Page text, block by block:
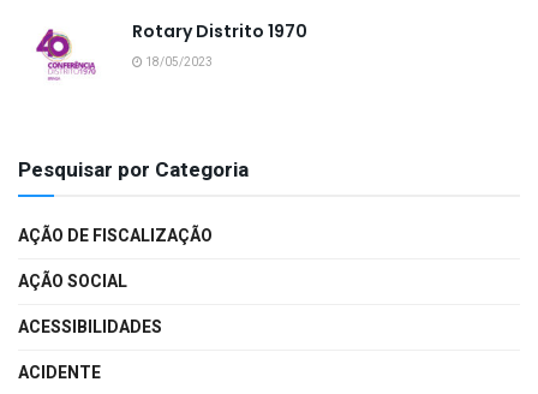
Rotary Distrito 1970
18/05/2023
Pesquisar por Categoria
AÇÃO DE FISCALIZAÇÃO
AÇÃO SOCIAL
ACESSIBILIDADES
ACIDENTE